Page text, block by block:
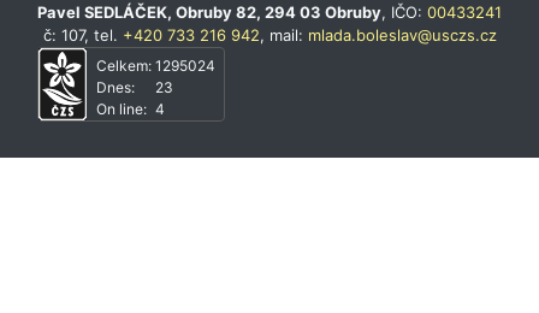
Pavel SEDLÁČEK, Obruby 82, 294 03 Obruby, IČO: 00433241
č: 107, tel. +420 733 216 942, mail: mlada.boleslav@usczs.cz
Celkem:
Dnes:
On line:
1295024
23
4